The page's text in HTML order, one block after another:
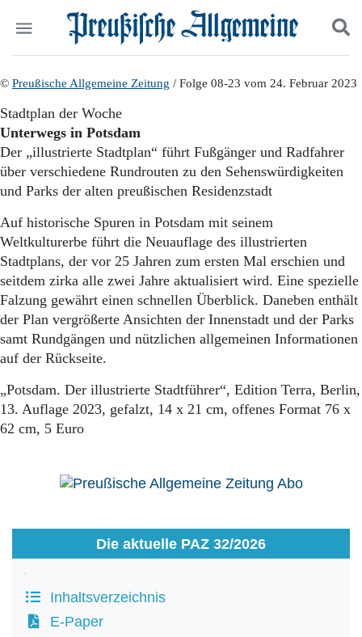
Start
Wer wir sind
Abonnenten-Login
Abonnent werden
Abo Prämien
Politik
Gesellschaft
Leben
Geschichte
Pommern
Berlin-Brandenburg
Schlesien
Danzig und Westpreußen
Bücher
Kontakt
Suchen und finden
© Preußische Allgemeine Zeitung / Folge 08-23 vom 24. Februar 2023
Stadtplan der Woche
Unterwegs in Potsdam
Der „illustrierte Stadtplan“ führt Fußgänger und Radfahrer
über verschiedene Rundrouten zu den Sehenswürdigkeiten
und Parks der alten preußischen Residenzstadt
Auf historische Spuren in Potsdam mit seinem
Weltkulturerbe führt die Neuauflage des illustrierten
Stadtplans, der vor 25 Jahren zum ersten Mal erschien und
seitdem zirka alle zwei Jahre aktualisiert wird. Eine spezielle
Falzung gewährt einen schnellen Überblick. Daneben enthält
der Plan vergrößerte Ansichten der Innenstadt und der Parks
samt Rundgängen und nützlichen allgemeinen Informationen
auf der Rückseite.
„Potsdam. Der illustrierte Stadtführer“, Edition Terra, Berlin,
13. Auflage 2023, gefalzt, 14 x 21 cm, offenes Format 76 x
62 cm, 5 Euro
Die aktuelle PAZ 32/2026
Inhaltsverzeichnis
E-Paper